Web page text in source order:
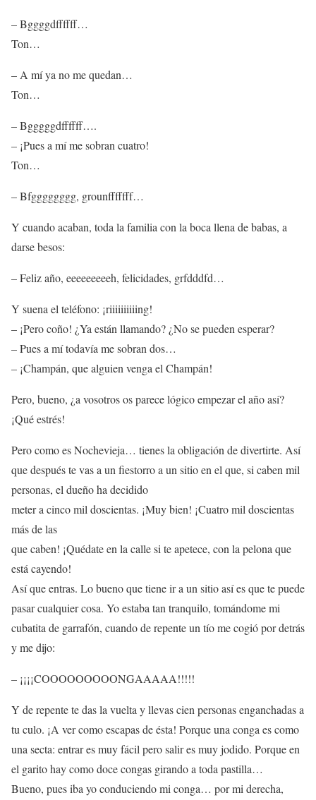
– Bggggdffffff…
Ton…
– A mí ya no me quedan…
Ton…
– Bgggggdffffff….
– ¡Pues a mí me sobran cuatro!
Ton…
– Bfgggggggg, grounfffffff…
Y cuando acaban, toda la familia con la boca llena de babas, a
darse besos:
– Feliz año, eeeeeeeeeh, felicidades, grfdddfd…
Y suena el teléfono: ¡riiiiiiiiiing!
– ¡Pero coño! ¿Ya están llamando? ¿No se pueden esperar?
– Pues a mí todavía me sobran dos…
– ¡Champán, que alguien venga el Champán!
Pero, bueno, ¿a vosotros os parece lógico empezar el año así?
¡Qué estrés!
Pero como es Nochevieja… tienes la obligación de divertirte. Así
que después te vas a un fiestorro a un sitio en el que, si caben mil
personas, el dueño ha decidido
meter a cinco mil doscientas. ¡Muy bien! ¡Cuatro mil doscientas
más de las
que caben! ¡Quédate en la calle si te apetece, con la pelona que
está cayendo!
Así que entras. Lo bueno que tiene ir a un sitio así es que te puede
pasar cualquier cosa. Yo estaba tan tranquilo, tomándome mi
cubatita de garrafón, cuando de repente un tío me cogió por detrás
y me dijo:
– ¡¡¡¡COOOOOOOOONGAAAAA!!!!!
Y de repente te das la vuelta y llevas cien personas enganchadas a
tu culo. ¡A ver como escapas de ésta! Porque una conga es como
una secta: entrar es muy fácil pero salir es muy jodido. Porque en
el garito hay como doce congas girando a toda pastilla…
Bueno, pues iba yo conduciendo mi conga… por mi derecha,